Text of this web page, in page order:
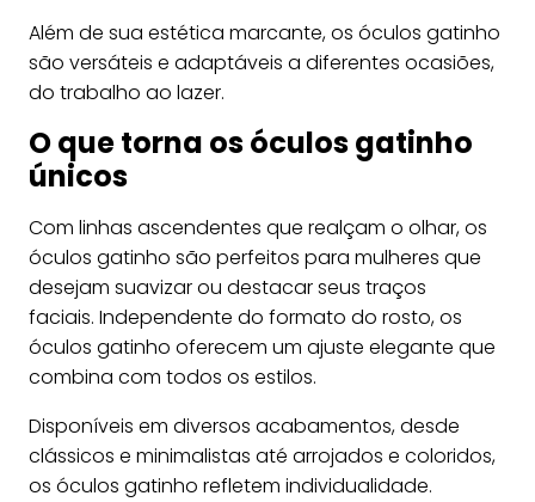
Além de sua estética marcante, os óculos gatinho
são versáteis e adaptáveis a diferentes ocasiões,
do trabalho ao lazer.
O que torna os óculos gatinho
únicos
Com linhas ascendentes que realçam o olhar, os
óculos gatinho são perfeitos para mulheres que
desejam suavizar ou destacar seus traços
faciais. Independente do formato do rosto, os
óculos gatinho oferecem um ajuste elegante que
combina com todos os estilos.
Disponíveis em diversos acabamentos, desde
clássicos e minimalistas até arrojados e coloridos,
os óculos gatinho refletem individualidade.